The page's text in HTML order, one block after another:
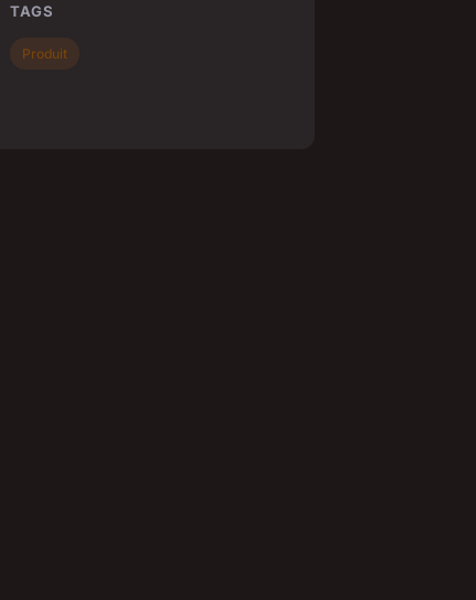
TAGS
Produit